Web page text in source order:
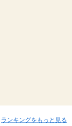
ランキングをもっと見る